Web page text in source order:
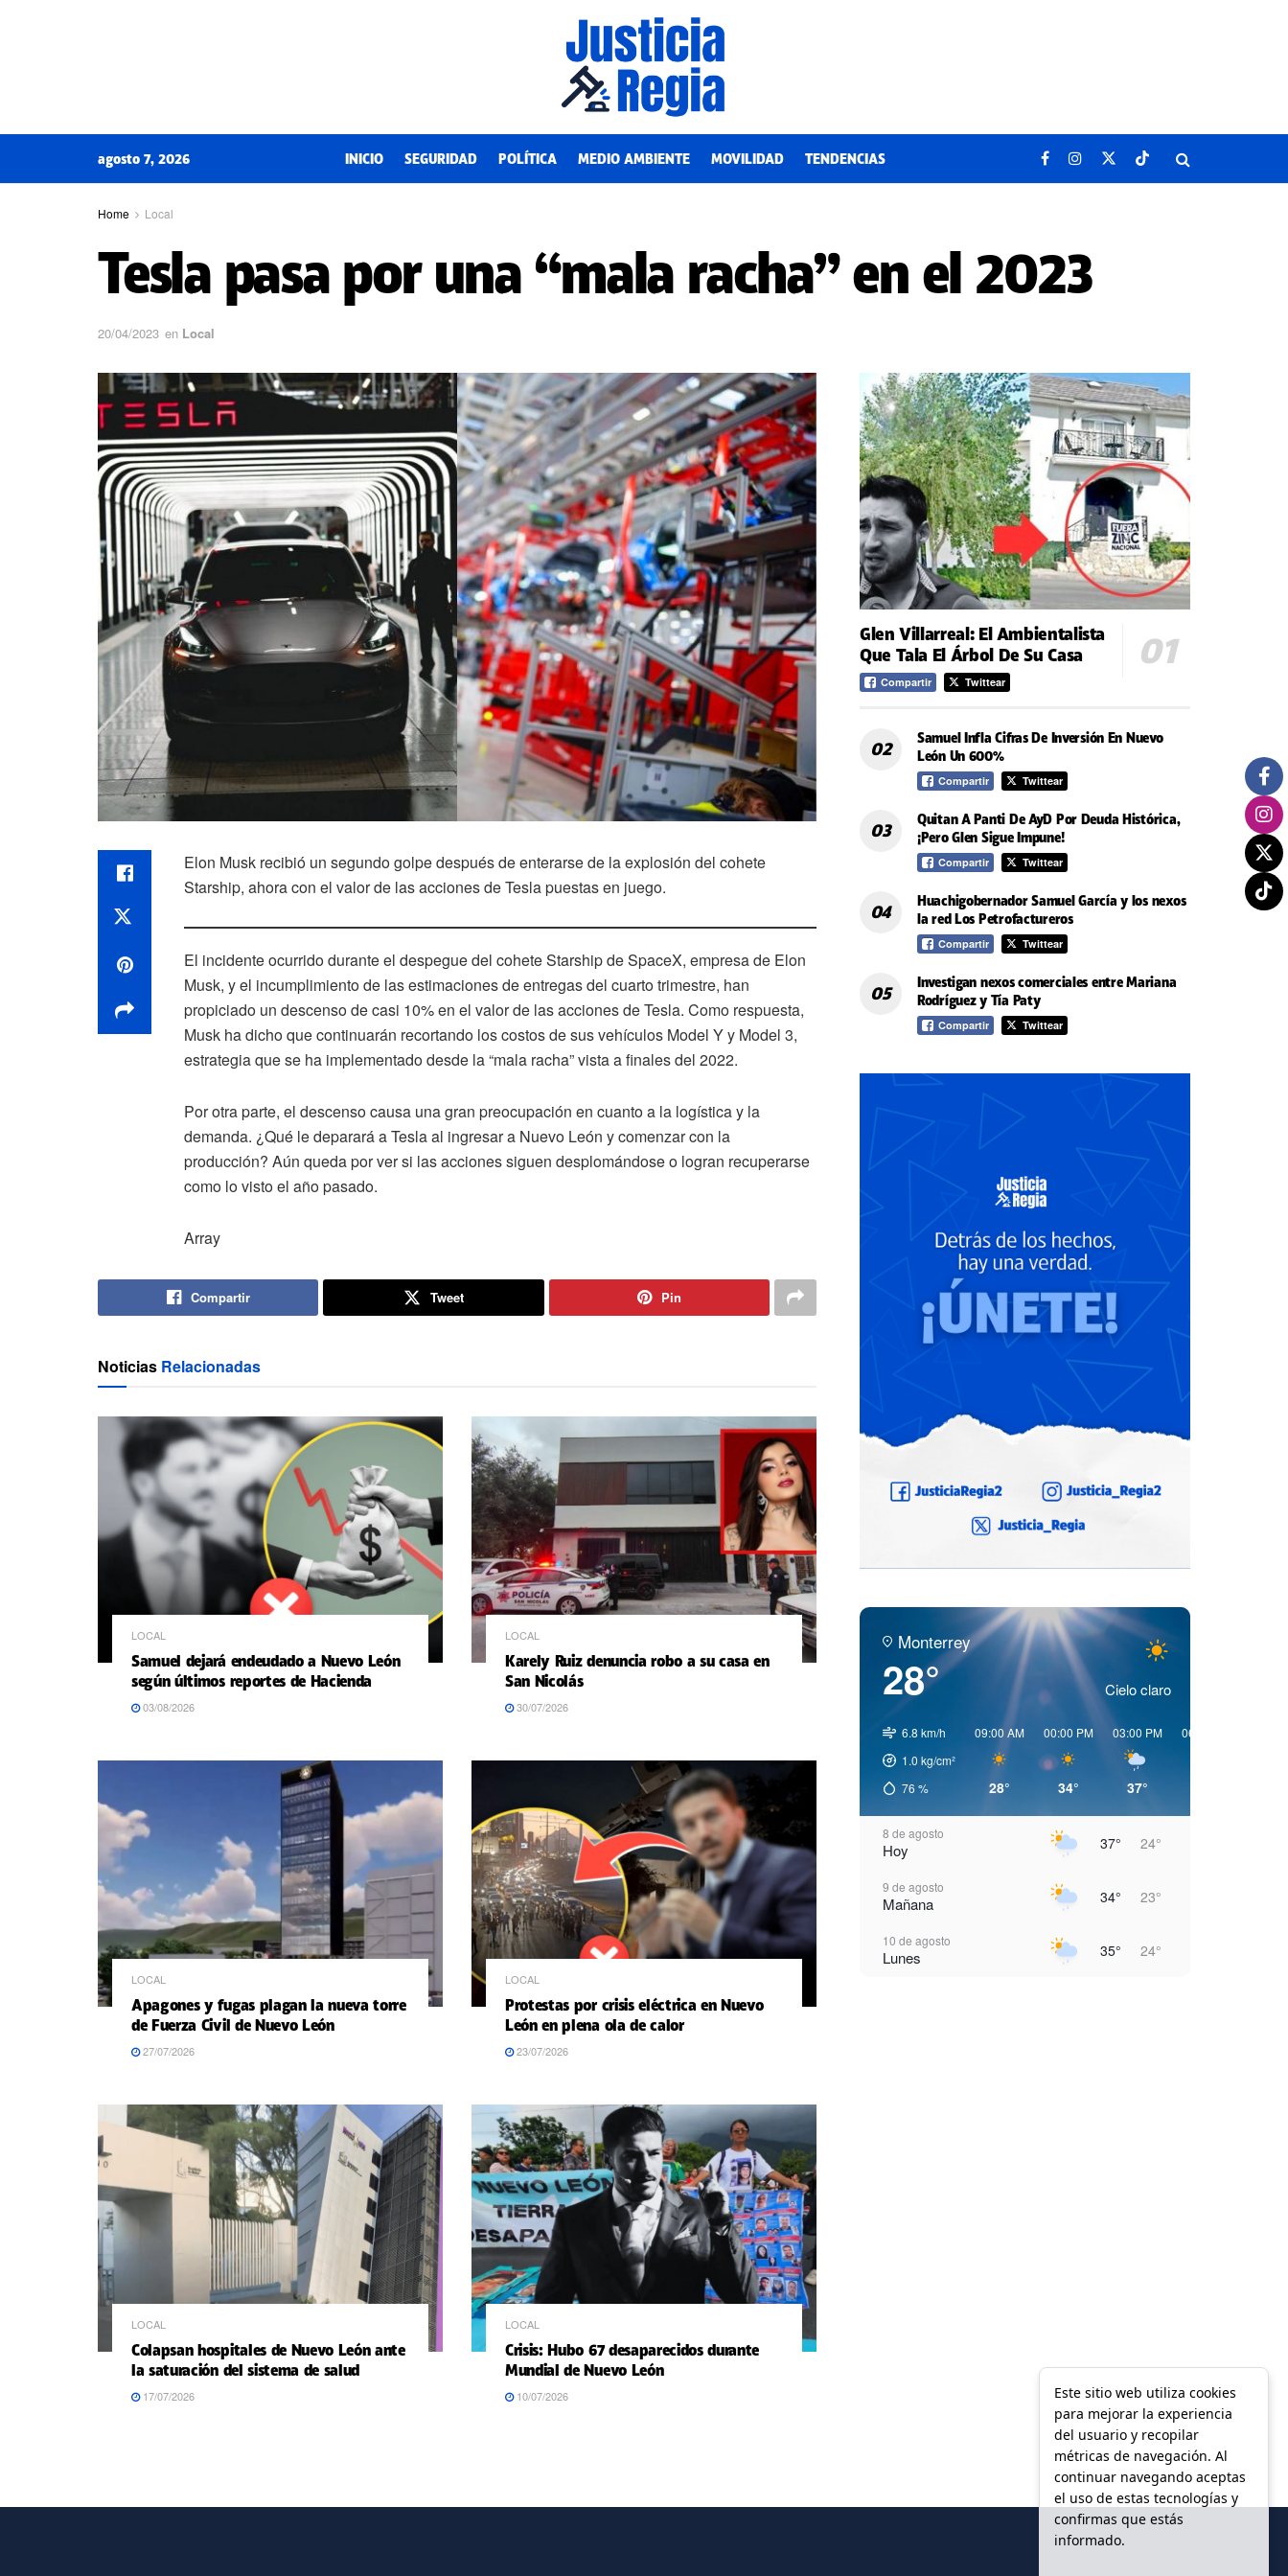
agosto 7, 2026 INICIO SEGURIDAD POLÍTICA MEDIO AMBIENTE MOVILIDAD TENDENCIAS
Home Local
Tesla pasa por una “mala racha” en el 2023
20/04/2023 en Local
Elon Musk recibió un segundo golpe después de enterarse de la explosión del cohete
Starship, ahora con el valor de las acciones de Tesla puestas en juego.
El incidente ocurrido durante el despegue del cohete Starship de SpaceX, empresa de Elon
Musk, y el incumplimiento de las estimaciones de entregas del cuarto trimestre, han
propiciado un descenso de casi 10% en el valor de las acciones de Tesla. Como respuesta,
Musk ha dicho que continuarán recortando los costos de sus vehículos Model Y y Model 3,
estrategia que se ha implementado desde la “mala racha” vista a finales del 2022.
Por otra parte, el descenso causa una gran preocupación en cuanto a la logística y la
demanda. ¿Qué le deparará a Tesla al ingresar a Nuevo León y comenzar con la
producción? Aún queda por ver si las acciones siguen desplomándose o logran recuperarse
como lo visto el año pasado.
Array
Compartir Tweet Pin
Noticias Relacionadas
LOCAL
Samuel dejará endeudado a Nuevo León
según últimos reportes de Hacienda
03/08/2026
LOCAL
Karely Ruiz denuncia robo a su casa en
San Nicolás
30/07/2026
LOCAL
Apagones y fugas plagan la nueva torre
de Fuerza Civil de Nuevo León
27/07/2026
LOCAL
Protestas por crisis eléctrica en Nuevo
León en plena ola de calor
23/07/2026
LOCAL
Colapsan hospitales de Nuevo León ante
la saturación del sistema de salud
17/07/2026
LOCAL
Crisis: Hubo 67 desaparecidos durante
Mundial de Nuevo León
10/07/2026
Glen Villarreal: El Ambientalista
Que Tala El Árbol De Su Casa
Compartir Twittear
Samuel Infla Cifras De Inversión En Nuevo
León Un 600%
Compartir Twittear
Quitan A Panti De AyD Por Deuda Histórica,
¡Pero Glen Sigue Impune!
Compartir Twittear
Huachigobernador Samuel García y los nexos
la red Los Petrofactureros
Compartir Twittear
Investigan nexos comerciales entre Mariana
Rodríguez y Tía Paty
Compartir Twittear
Monterrey
28° Cielo claro
6.8 km/h
1.0 kg/cm²
76 %
09:00 AM
28°
00:00 PM
34°
03:00 PM
37°
06:00 PM
8 de agosto
Hoy 37° 24°
9 de agosto
Mañana 34° 23°
10 de agosto
Lunes 35° 24°
Este sitio web utiliza cookies
para mejorar la experiencia
del usuario y recopilar
métricas de navegación. Al
continuar navegando aceptas
el uso de estas tecnologías y
confirmas que estás
informado.